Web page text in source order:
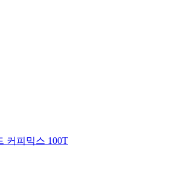
커피믹스 100T